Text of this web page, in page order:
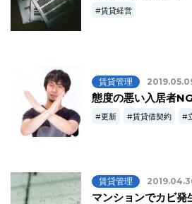
賃貸経営
賃貸管理
態度の悪い入居者
更新 賃貸借契約
賃貸管理
マンションでカビ発